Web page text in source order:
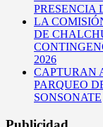
PRESENCIA
LA
DE
2026
CAPTURAN
PARQUEO
SONSONATE